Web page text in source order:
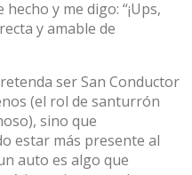
y me digo: “¡Ups,
y amable de
ser San Conductor
(el rol de santurrón
sino que
estar más presente al
auto es algo que